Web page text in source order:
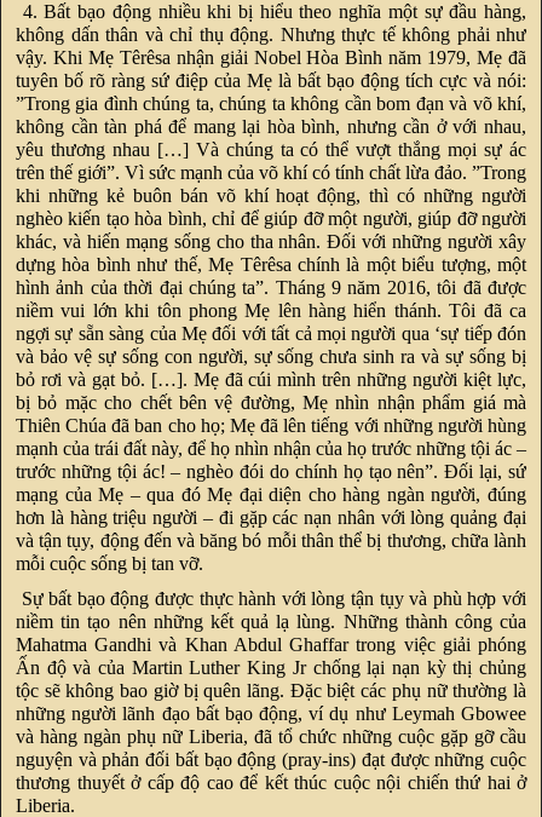
4. Bất bạo động nhiều khi bị hiểu theo nghĩa một sự đầu hàng,
không dấn thân và chỉ thụ động. Nhưng thực tế không phải như
vậy. Khi Mẹ Têrêsa nhận giải Nobel Hòa Bình năm 1979, Mẹ đã
tuyên bố rõ ràng sứ điệp của Mẹ là bất bạo động tích cực và nói:
”Trong gia đình chúng ta, chúng ta không cần bom đạn và võ khí,
không cần tàn phá để mang lại hòa bình, nhưng cần ở với nhau,
yêu thương nhau […] Và chúng ta có thể vượt thắng mọi sự ác
trên thế giới”. Vì sức mạnh của võ khí có tính chất lừa đảo. ”Trong
khi những kẻ buôn bán võ khí hoạt động, thì có những người
nghèo kiến tạo hòa bình, chỉ để giúp đỡ một người, giúp đỡ người
khác, và hiến mạng sống cho tha nhân. Đối với những người xây
dựng hòa bình như thế, Mẹ Têrêsa chính là một biểu tượng, một
hình ảnh của thời đại chúng ta”. Tháng 9 năm 2016, tôi đã được
niềm vui lớn khi tôn phong Mẹ lên hàng hiển thánh. Tôi đã ca
ngợi sự sẵn sàng của Mẹ đối với tất cả mọi người qua ‘sự tiếp đón
và bảo vệ sự sống con người, sự sống chưa sinh ra và sự sống bị
bỏ rơi và gạt bỏ. […]. Mẹ đã cúi mình trên những người kiệt lực,
bị bỏ mặc cho chết bên vệ đường, Mẹ nhìn nhận phẩm giá mà
Thiên Chúa đã ban cho họ; Mẹ đã lên tiếng với những người hùng
mạnh của trái đất này, để họ nhìn nhận của họ trước những tội ác –
trước những tội ác! – nghèo đói do chính họ tạo nên”. Đối lại, sứ
mạng của Mẹ – qua đó Mẹ đại diện cho hàng ngàn người, đúng
hơn là hàng triệu người – đi gặp các nạn nhân với lòng quảng đại
và tận tụy, động đến và băng bó mỗi thân thể bị thương, chữa lành
mỗi cuộc sống bị tan vỡ.
Sự bất bạo động được thực hành với lòng tận tụy và phù hợp với
niềm tin tạo nên những kết quả lạ lùng. Những thành công của
Mahatma Gandhi và Khan Abdul Ghaffar trong việc giải phóng
Ấn độ và của Martin Luther King Jr chống lại nạn kỳ thị chủng
tộc sẽ không bao giờ bị quên lãng. Đặc biệt các phụ nữ thường là
những người lãnh đạo bất bạo động, ví dụ như Leymah Gbowee
và hàng ngàn phụ nữ Liberia, đã tổ chức những cuộc gặp gỡ cầu
nguyện và phản đối bất bạo động (pray-ins) đạt được những cuộc
thương thuyết ở cấp độ cao để kết thúc cuộc nội chiến thứ hai ở
Liberia.